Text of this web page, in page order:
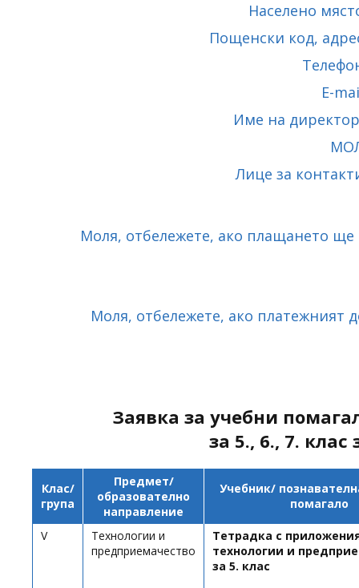
Населено
Пощенски код,
E-
Име на
Лице за
Моля, отбележете, ако плащането ще
Моля, отбележете, ако платежният
Заявка за учебни
за 5., 6., 7.
Клас/
група
Предмет/
образователно
направление
Учебник/
помагало
V
Технологии и
предприемачество
Тетрадка с
технологии и
за 5. клас